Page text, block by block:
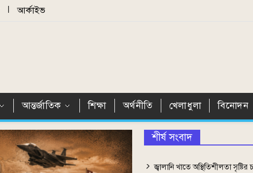
আর্কাইভ
আন্তর্জাতিক শিক্ষা অর্থনীতি খেলাধুলা বিনোদন
শীর্ষ সংবাদ
জ্বালানি খাতে অস্থিতিশীলতা সৃষ্টির